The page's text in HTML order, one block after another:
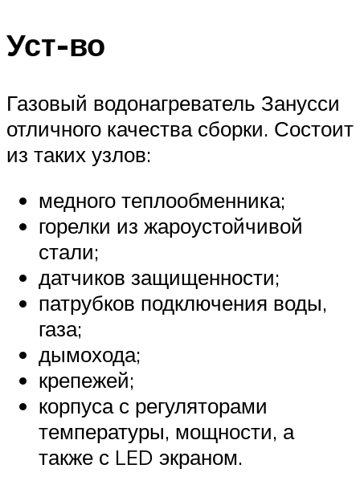
Уст-во
Газовый водонагреватель Занусси
отличного качества сборки. Состоит
из таких узлов:
медного теплообменника;
горелки из жароустойчивой
стали;
датчиков защищенности;
патрубков подключения воды,
газа;
дымохода;
крепежей;
корпуса с регуляторами
температуры, мощности, а
также с LED экраном.